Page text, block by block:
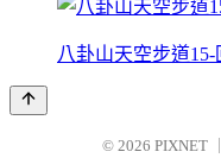
八卦山天空步道
© 2026 PIXNET